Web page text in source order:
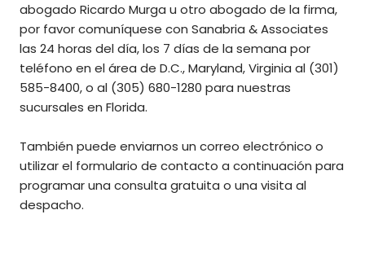
abogado Ricardo Murga u otro abogado de la firma,
por favor comuníquese con Sanabria & Associates
las 24 horas del día, los 7 días de la semana por
teléfono en el área de D.C., Maryland, Virginia al (301)
585-8400, o al (305) 680-1280 para nuestras
sucursales en Florida.
También puede enviarnos un correo electrónico o
utilizar el formulario de contacto a continuación para
programar una consulta gratuita o una visita al
despacho.